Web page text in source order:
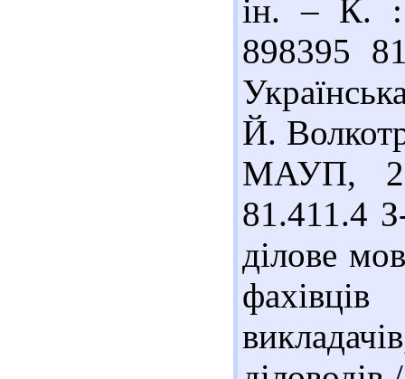
ін. – К. :
898395
Й.
МАУП,
81.411.4
ділове